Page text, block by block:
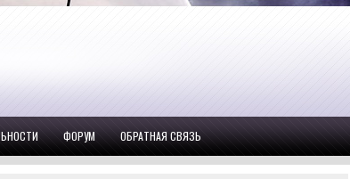
ФОРУМ ОБРАТНАЯ СВЯЗЬ